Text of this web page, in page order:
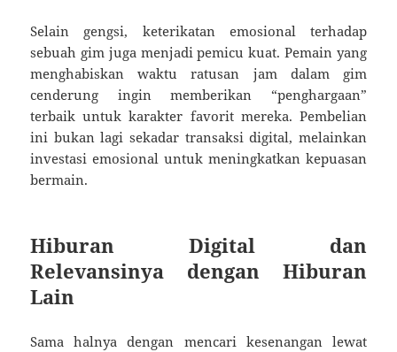
Selain gengsi, keterikatan emosional terhadap
sebuah gim juga menjadi pemicu kuat. Pemain yang
menghabiskan waktu ratusan jam dalam gim
cenderung ingin memberikan “penghargaan”
terbaik untuk karakter favorit mereka. Pembelian
ini bukan lagi sekadar transaksi digital, melainkan
investasi emosional untuk meningkatkan kepuasan
bermain.
Hiburan Digital dan
Relevansinya dengan Hiburan
Lain
Sama halnya dengan mencari kesenangan lewat